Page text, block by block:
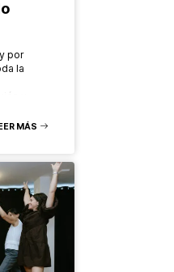
por
la
MÁS